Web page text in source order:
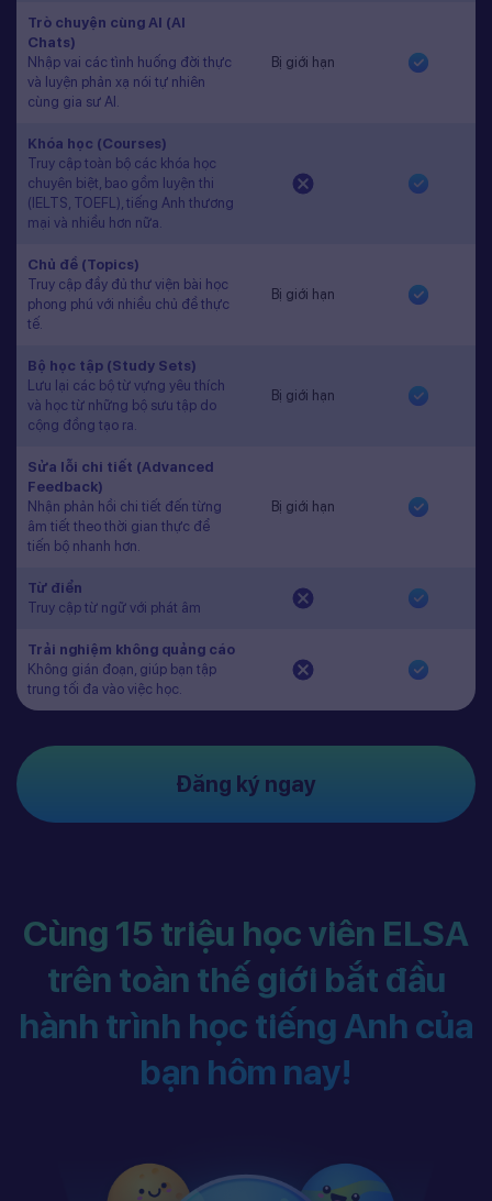
Trò chuyện cùng AI (AI
Chats)
Nhập vai các tình huống đời thực
và luyện phản xạ nói tự nhiên
cùng gia sư AI.
Bị giới hạn
Khóa học (Courses)
Truy cập toàn bộ các khóa học
chuyên biệt, bao gồm luyện thi
(IELTS, TOEFL), tiếng Anh thương
mại và nhiều hơn nữa.
Chủ đề (Topics)
Truy cập đầy đủ thư viện bài học
phong phú với nhiều chủ đề thực
tế.
Bị giới hạn
Bộ học tập (Study Sets)
Lưu lại các bộ từ vựng yêu thích
và học từ những bộ sưu tập do
cộng đồng tạo ra.
Bị giới hạn
Sửa lỗi chi tiết (Advanced
Feedback)
Nhận phản hồi chi tiết đến từng
âm tiết theo thời gian thực để
tiến bộ nhanh hơn.
Bị giới hạn
Từ điển
Truy cập từ ngữ với phát âm
Trải nghiệm không quảng cáo
Không gián đoạn, giúp bạn tập
trung tối đa vào việc học.
Đăng ký ngay
Cùng 15 triệu học viên ELSA
trên toàn thế giới bắt đầu
hành trình học tiếng Anh của
bạn hôm nay!